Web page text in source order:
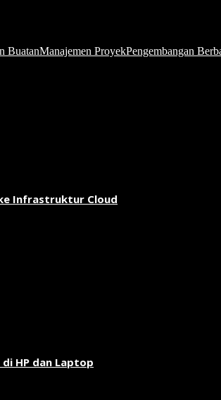
BuatanManajemen ProyekPengembangan
Infrastruktur Cloud
HP dan Laptop